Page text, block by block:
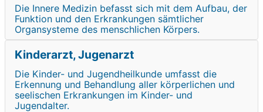
Die Innere Medizin befasst sich mit dem Aufbau, der
Funktion und den Erkrankungen sämtlicher
Organsysteme des menschlichen Körpers.
Kinderarzt, Jugenarzt
Die Kinder- und Jugendheilkunde umfasst die
Erkennung und Behandlung aller körperlichen und
seelischen Erkrankungen im Kinder- und
Jugendalter.